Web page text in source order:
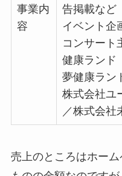
事業内
容
告掲載など
イベント企
コンサート
健康ランド
夢健康ラン
株式会社ユ
／株式会社
売上のところはホー